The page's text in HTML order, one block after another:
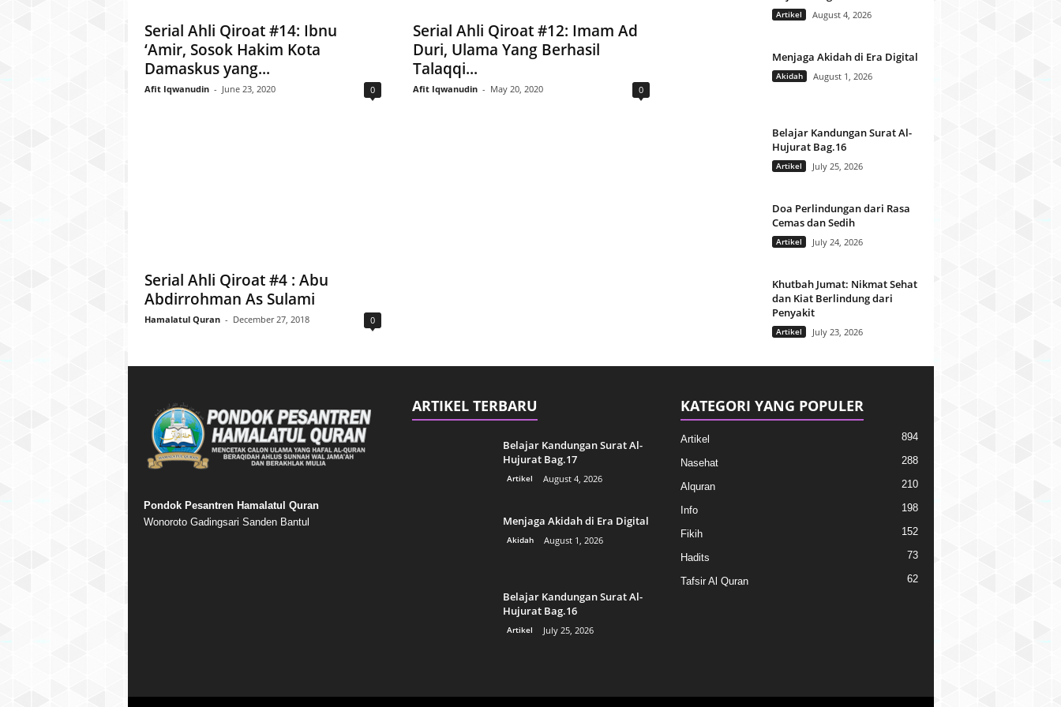
Serial Ahli Qiroat #14: Ibnu
‘Amir, Sosok Hakim Kota
Damaskus yang...
Afit Iqwanudin - June 23, 2020 0
Serial Ahli Qiroat #12: Imam Ad
Duri, Ulama Yang Berhasil
Talaqqi...
Afit Iqwanudin - May 20, 2020 0
Serial Ahli Qiroat #4 : Abu
Abdirrohman As Sulami
Hamalatul Quran - December 27, 2018 0
Artikel August 4, 2026
Menjaga Akidah di Era Digital
Akidah August 1, 2026
Belajar Kandungan Surat Al-
Hujurat Bag.16
Artikel July 25, 2026
Doa Perlindungan dari Rasa
Cemas dan Sedih
Artikel July 24, 2026
Khutbah Jumat: Nikmat Sehat
dan Kiat Berlindung dari
Penyakit
Artikel July 23, 2026
Pondok Pesantren Hamalatul Quran
Wonoroto Gadingsari Sanden Bantul
ARTIKEL TERBARU
Belajar Kandungan Surat Al-
Hujurat Bag.17
Artikel August 4, 2026
Menjaga Akidah di Era Digital
Akidah August 1, 2026
Belajar Kandungan Surat Al-
Hujurat Bag.16
Artikel July 25, 2026
KATEGORI YANG POPULER
Artikel 894
Nasehat 288
Alquran 210
Info 198
Fikih 152
Hadits 73
Tafsir Al Quran 62